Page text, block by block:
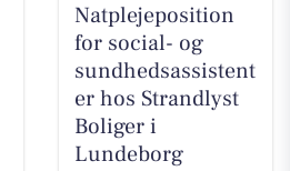
Natplejeposition
for social- og
sundhedsassistent
er hos Strandlyst
Boliger i
Lundeborg